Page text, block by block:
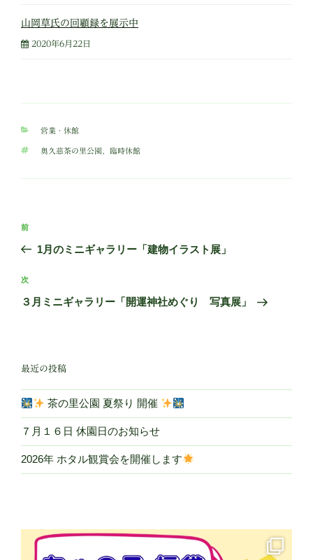
山岡草氏の回顧録を展示中
2020年6月22日
カ
ゴ
ー
営業・休館
タ
奥久慈茶の里公園 臨時休館
ビ
ゲ
ン
前
の
稿
前
1月のミニギャラリー「建物イラスト展」
次
の
次
３月ミニギャラリー「開運神社めぐり 写真展」
最近の投稿
茶の里公園 夏祭り 開催
７月１６日 休園日のお知らせ
2026年 ホタル観賞会を開催します